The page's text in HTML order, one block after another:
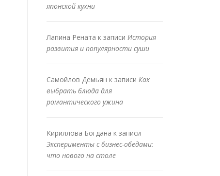
японской кухни
Лапина Рената к записи История
развития и популярности суши
Самойлов Демьян к записи Как
выбрать блюда для
романтического ужина
Кириллова Богдана к записи
Эксперименты с бизнес-обедами:
что нового на столе